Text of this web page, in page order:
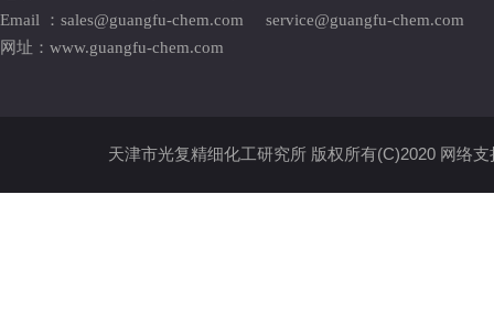
Email ： sales@guangfu-chem.com
service@guangfu-chem.com
网址： www.guangfu-chem.com
天津市光复精细化工研究所版权所有(C)2020 网络支